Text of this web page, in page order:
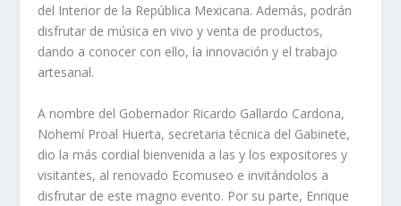
del Interior de la República Mexicana. Además, podrán
disfrutar de música en vivo y venta de productos,
dando a conocer con ello, la innovación y el trabajo
artesanal.
A nombre del Gobernador Ricardo Gallardo Cardona,
Nohemí Proal Huerta, secretaria técnica del Gabinete,
dio la más cordial bienvenida a las y los expositores y
visitantes, al renovado Ecomuseo e invitándolos a
disfrutar de este magno evento. Por su parte, Enrique